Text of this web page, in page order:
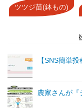
ツツジ苗(鉢もの)
【SNS簡単
農家さんが『